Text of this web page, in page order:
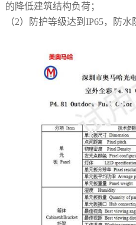
的降低建筑结构负荷；
（2）
防护等级达到 IP65，防水